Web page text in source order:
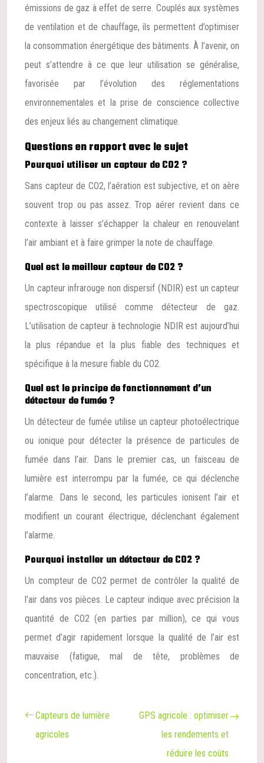
émissions de gaz à effet de serre. Couplés aux systèmes
de ventilation et de chauffage, ils permettent d’optimiser
la consommation énergétique des bâtiments. À l’avenir, on
peut s’attendre à ce que leur utilisation se généralise,
favorisée par l’évolution des réglementations
environnementales et la prise de conscience collective
des enjeux liés au changement climatique.
Questions en rapport avec le sujet
Pourquoi utiliser un capteur de CO2 ?
Sans capteur de CO2, l’aération est subjective, et on aère
souvent trop ou pas assez. Trop aérer revient dans ce
contexte à laisser s’échapper la chaleur en renouvelant
l’air ambiant et à faire grimper la note de chauffage.
Quel est le meilleur capteur de CO2 ?
Un capteur infrarouge non dispersif (NDIR) est un capteur
spectroscopique utilisé comme détecteur de gaz.
L’utilisation de capteur à technologie NDIR est aujourd’hui
la plus répandue et la plus fiable des techniques et
spécifique à la mesure fiable du CO2.
Quel est le principe de fonctionnement d’un
détecteur de fumée ?
Un détecteur de fumée utilise un capteur photoélectrique
ou ionique pour détecter la présence de particules de
fumée dans l’air. Dans le premier cas, un faisceau de
lumière est interrompu par la fumée, ce qui déclenche
l’alarme. Dans le second, les particules ionisent l’air et
modifient un courant électrique, déclenchant également
l’alarme.
Pourquoi installer un détecteur de CO2 ?
Un compteur de CO2 permet de contrôler la qualité de
l’air dans vos pièces. Le capteur indique avec précision la
quantité de CO2 (en parties par million), ce qui vous
permet d’agir rapidement lorsque la qualité de l’air est
mauvaise (fatigue, mal de tête, problèmes de
concentration, etc.).
Capteurs de lumière
agricoles
GPS agricole : optimiser
les rendements et
réduire les coûts